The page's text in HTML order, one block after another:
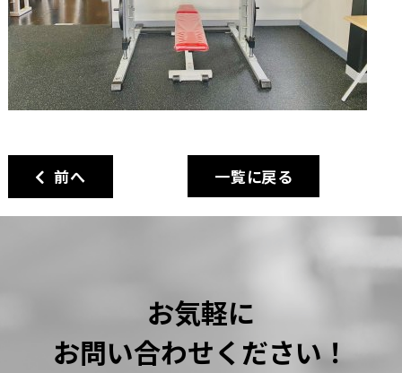
前へ 一覧に戻る
お気軽に
お問い合わせください！